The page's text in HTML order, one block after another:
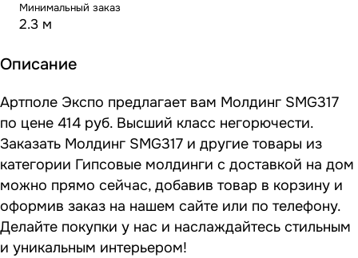
Минимальный заказ
2.3 м
Описание
Артполе Экспо предлагает вам Молдинг SMG317
по цене 414 руб. Высший класс негорючести.
Заказать Молдинг SMG317 и другие товары из
категории Гипсовые молдинги с доставкой на дом
можно прямо сейчас, добавив товар в корзину и
оформив заказ на нашем сайте или по телефону.
Делайте покупки у нас и наслаждайтесь стильным
и уникальным интерьером!